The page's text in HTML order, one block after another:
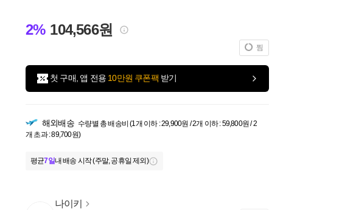
2% 104,566원
찜
첫 구매, 앱 전용 10만원 쿠폰팩 받기
해외배송 수량별 총 배송비 (1개 이하 : 29,900원 / 2개 이하 : 59,800원 / 2
개 초과 : 89,700원)
평균7일내 배송 시작 (주말, 공휴일 제외)
나이키